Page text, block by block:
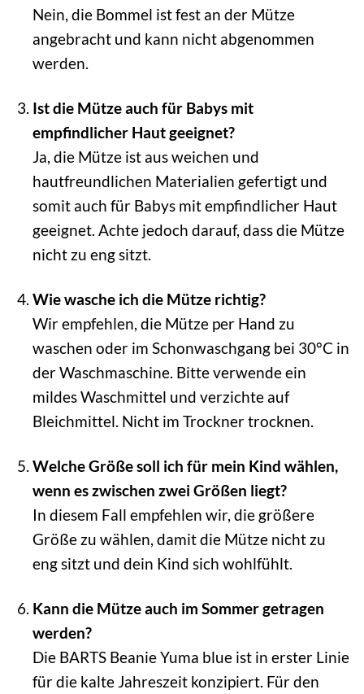
Nein, die Bommel ist fest an der Mütze
angebracht und kann nicht abgenommen
werden.
Ist die Mütze auch für Babys mit
empfindlicher Haut geeignet?
Ja, die Mütze ist aus weichen und
hautfreundlichen Materialien gefertigt und
somit auch für Babys mit empfindlicher Haut
geeignet. Achte jedoch darauf, dass die Mütze
nicht zu eng sitzt.
Wie wasche ich die Mütze richtig?
Wir empfehlen, die Mütze per Hand zu
waschen oder im Schonwaschgang bei 30°C in
der Waschmaschine. Bitte verwende ein
mildes Waschmittel und verzichte auf
Bleichmittel. Nicht im Trockner trocknen.
Welche Größe soll ich für mein Kind wählen,
wenn es zwischen zwei Größen liegt?
In diesem Fall empfehlen wir, die größere
Größe zu wählen, damit die Mütze nicht zu
eng sitzt und dein Kind sich wohlfühlt.
Kann die Mütze auch im Sommer getragen
werden?
Die BARTS Beanie Yuma blue ist in erster Linie
für die kalte Jahreszeit konzipiert. Für den